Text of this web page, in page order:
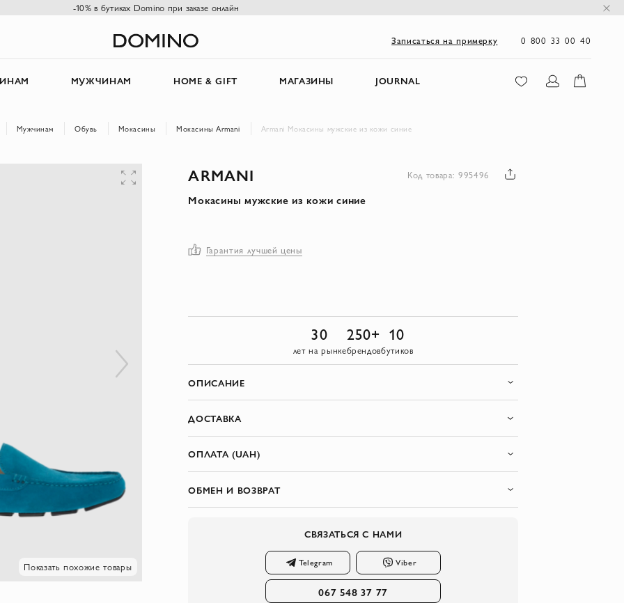
-10% в бутиках Domino при заказе онлайн
Записаться на примерку 0 800 33 00 40
МУЖЧИНАМ HOME & GIFT МАГАЗИНЫ JOURNAL
Мужчинам Обувь Мокасины Мокасины Armani Armani Мокасины мужские из кожи синие
Показать похожие товары
ARMANI Код товара: 995496
Мокасины мужские из кожи синие
Гарантия лучшей цены
30
лет на рынке
250+
брендов
10
бутиков
ОПИСАНИЕ
ДОСТАВКА
ОПЛАТА (UAH)
ОБМЕН И ВОЗВРАТ
СВЯЗАТЬСЯ С НАМИ
Telegram Viber
067 548 37 77